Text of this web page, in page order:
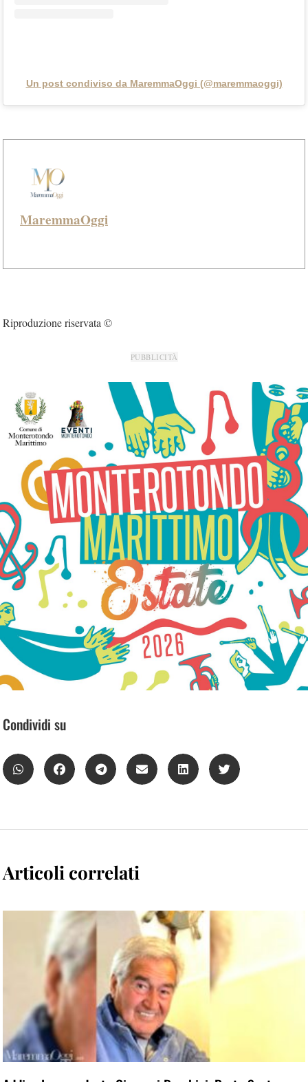
Un post condiviso da MaremmaOggi (@maremmaoggi)
MaremmaOggi
Riproduzione riservata ©
PUBBLICITÀ
Condividi su
Articoli correlati